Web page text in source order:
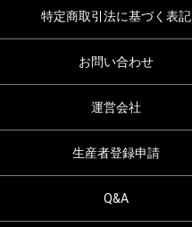
特定商取引法に基づく表記
お問い合わせ
運営会社
生産者登録申請
Q&A